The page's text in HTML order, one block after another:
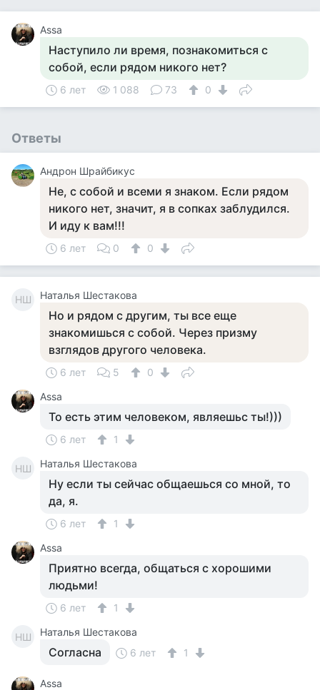
Assa
Наступило ли время, познакомиться с
собой, если рядом никого нет?
6 лет 1 088 73 0
Ответы
Андрон Шрайбикус
Не, с собой и всеми я знаком. Если рядом
никого нет, значит, я в сопках заблудился.
И иду к вам!!!
6 лет 0 0
НШ Наталья Шестакова
Но и рядом с другим, ты все еще
знакомишься с собой. Через призму
взглядов другого человека.
6 лет 5
0
Assa
То есть этим человеком, являешьс ты!)))
6 лет 1
НШ Наталья Шестакова
Ну если ты сейчас общаешься со мной, то
да, я.
6 лет
1
Assa
Приятно всегда, общаться с хорошими
людьми!
6 лет 1
НШ Наталья Шестакова
Согласна 6 лет 1
Assa